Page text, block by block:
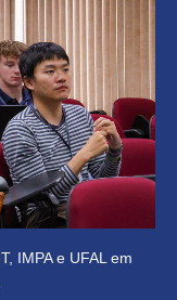
IMPA e UFAL em